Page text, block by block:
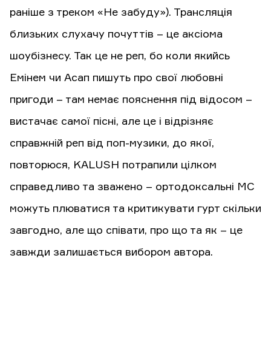
раніше з треком «Не забуду»). Трансляція
близьких слухачу почуттів – це аксіома
шоубізнесу. Так це не реп, бо коли якийсь
Емінем чи Асап пишуть про свої любовні
пригоди – там немає пояснення під відосом –
вистачає самої пісні, але це і відрізняє
справжній реп від поп-музики, до якої,
повторюся, KALUSH потрапили цілком
справедливо та зважено – ортодоксальні МС
можуть плюватися та критикувати гурт скільки
завгодно, але що співати, про що та як – це
завжди залишається вибором автора.